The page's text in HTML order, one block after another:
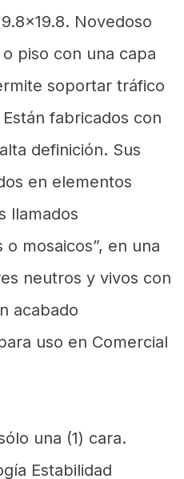
Novedoso
piso con una capa
soportar tráfico
fabricados con
definición. Sus
en elementos
llamados
mosaicos”, en una
neutros y vivos con
acabado
uso en Comercial
una (1) cara.
Estabilidad